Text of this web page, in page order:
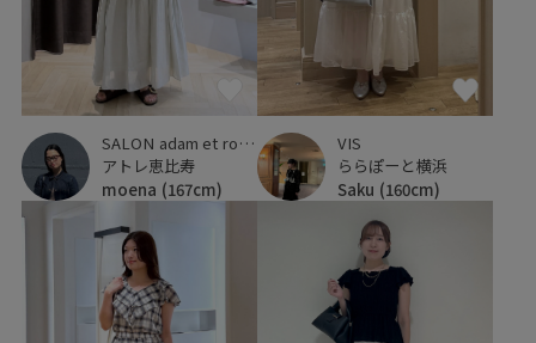
SALON adam et ropé
アトレ恵比寿
moena (167cm)
VIS
ららぽーと横浜
Saku (160cm)